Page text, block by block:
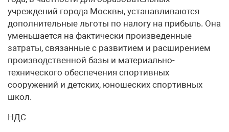
учреждений города Москвы, устанавливаются
дополнительные льготы по налогу на прибыль. Она
уменьшается на фактически произведенные
затраты, связанные с развитием и расширением
производственной базы и материально-
технического обеспечения спортивных
сооружений и детских, юношеских спортивных
школ.
НДС